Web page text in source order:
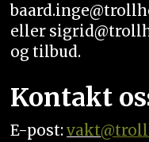
eller
og tilbud.
Kontakt
E-post:vakt